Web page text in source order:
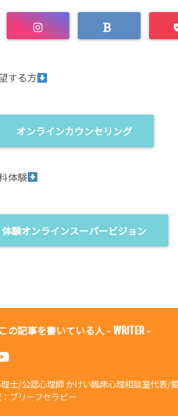
する方
オンラインカウンセリング
体験
体験オンラインスーパービジョン
この記事を書いている人 - WRITER -
士/公認心理師 かけい臨床心理相談室代表/
ブリーフセラピー